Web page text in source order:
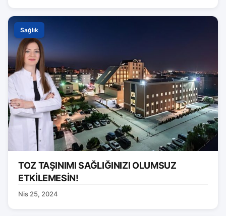
Sağlık
TOZ TAŞINIMI SAĞLIĞINIZI OLUMSUZ
ETKİLEMESİN!
Nis 25, 2024